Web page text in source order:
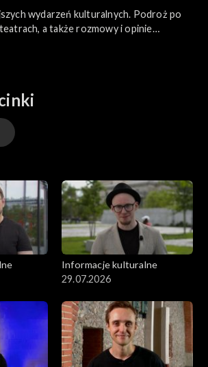
wydarzeń kulturalnych. Podroż po
a także rozmowy i opinie
świata kultury.
Informacje kulturalne
29.07.2026